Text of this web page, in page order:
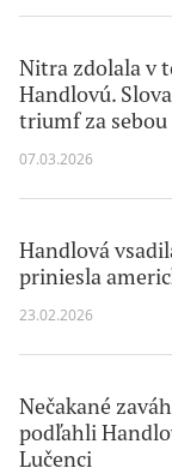
Nitra zdolala v
Handlovú.
triumf za sebou
07.03.2026
Handlová
priniesla
23.02.2026
Nečakané
podľahli
Lučenci